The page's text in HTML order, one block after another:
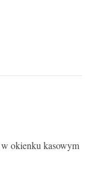
okienku kasowym